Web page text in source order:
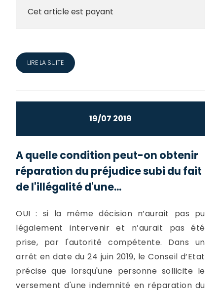
Cet article est payant
LIRE LA SUITE
19/07 2019
A quelle condition peut-on obtenir
réparation du préjudice subi du fait
de l'illégalité d'une...
OUI : si la même décision n’aurait pas pu
légalement intervenir et n’aurait pas été
prise, par l'autorité compétente. Dans un
arrêt en date du 24 juin 2019, le Conseil d’Etat
précise que lorsqu'une personne sollicite le
versement d'une indemnité en réparation du